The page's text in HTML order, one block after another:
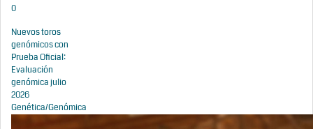
0
Nuevos toros
genómicos con
Prueba Oficial:
Evaluación
genómica julio
2026
Genética/Genómica